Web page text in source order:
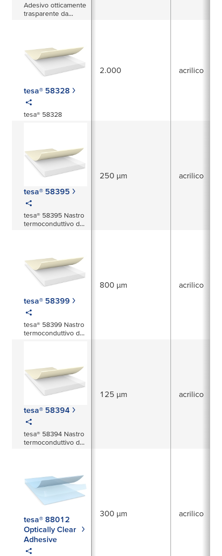
Adesivo otticamente
trasparente da
tesa® 58328
tesa® 58328
2.000 acrilico
tesa® 58395
tesa® 58395 Nastro
termoconduttivo da
250 µm acrilico
tesa® 58399
tesa® 58399 Nastro
termoconduttivo da
800 µm acrilico
tesa® 58394
tesa® 58394 Nastro
termoconduttivo da
125 µm acrilico
tesa® 88012
Optically Clear
Adhesive
300 µm acrilico